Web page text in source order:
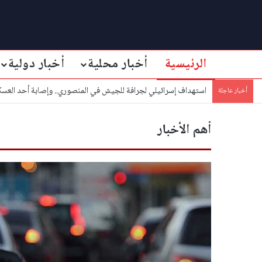
الرئيسية أخبار محلية أخبار دولية
أخبار عاجلة استهداف إسرائيلي لجرافة للجيش في المنصوري.. وإصابة أحد
أهم الأخبار